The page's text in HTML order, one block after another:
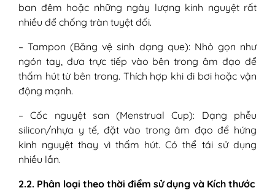
ban đêm hoặc những ngày lượng kinh nguyệt rất
nhiều để chống tràn tuyệt đối.
– Tampon (Băng vệ sinh dạng que): Nhỏ gọn như
ngón tay, đưa trực tiếp vào bên trong âm đạo để
thấm hút từ bên trong. Thích hợp khi đi bơi hoặc vận
động mạnh.
– Cốc nguyệt san (Menstrual Cup): Dạng phễu
silicon/nhựa y tế, đặt vào trong âm đạo để hứng
kinh nguyệt thay vì thấm hút. Có thể tái sử dụng
nhiều lần.
2.2. Phân loại theo thời điểm sử dụng và Kích thước